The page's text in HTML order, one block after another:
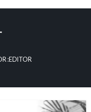
:EDITOR